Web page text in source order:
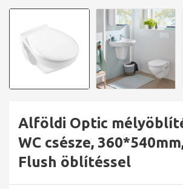
Alföldi Optic
WC csésze,
Flush öblítéssel